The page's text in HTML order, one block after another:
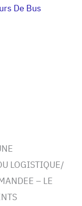
De Bus
LOGISTIQUE/
– LE